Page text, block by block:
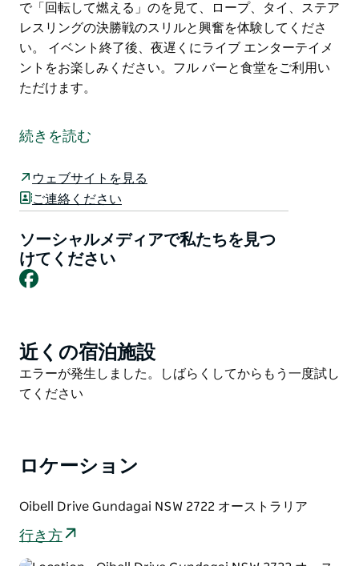
で「回転して燃える」のを見て、ロープ、タイ、ステア
レスリングの決勝戦のスリルと興奮を体験してくださ
い。 イベント終了後、夜遅くにライブ エンターテイメ
ントをお楽しみください。フル バーと食堂をご利用い
ただけます。
開催される、国内ロデオ サーキットのプレミア イベン
トです。
ABCRA カレンダーの最終イベントとして、最後の全国
選手権ポイントをめぐる競争が熾烈になり、国内トップ
獲得を目指して街に集まります。メイン アリーナの照
明の下で行われる一流のオープン ブル ライドの決勝戦
から、ポディ ライドに参加する意欲的な若いカウボー
「回転して燃える」のを見て、ロープ、タイ、ステア
レスリングの決勝戦のスリルと興奮を体験してくださ
続きを読む
ウェブサイトを見る
ご連絡ください
ソーシャルメディアで私たちを見つ
けてください
Facebook
Product
List
近くの宿泊施設
Product
List
エラーが発生しました。しばらくしてからもう一度試し
てください
ロケーション
Oibell Drive Gundagai NSW 2722 オーストラリア
行き方